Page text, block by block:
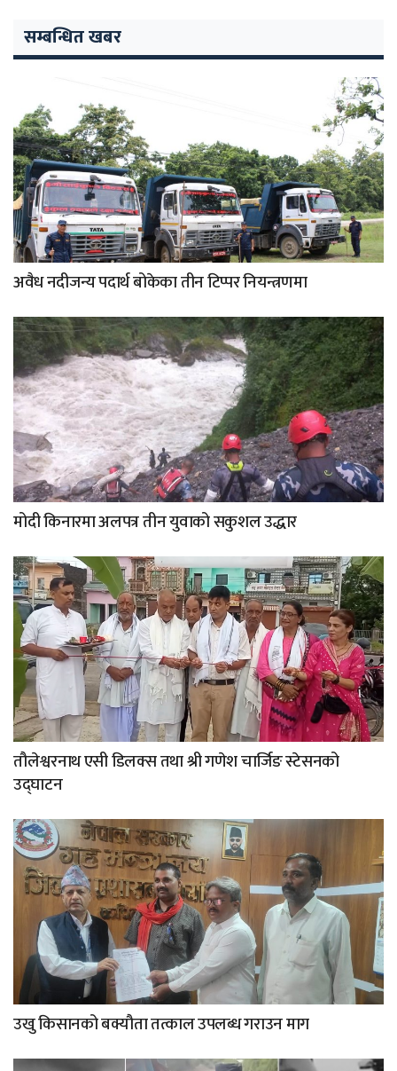
सम्बन्धित खबर
अवैध नदीजन्य पदार्थ बोकेका तीन टिप्पर नियन्त्रणमा
मोदी किनारमा अलपत्र तीन युवाको सकुशल उद्धार
तौलेश्वरनाथ एसी डिलक्स तथा श्री गणेश चार्जिङ स्टेसनको
उद्घाटन
उखु किसानको बक्यौता तत्काल उपलब्ध गराउन माग